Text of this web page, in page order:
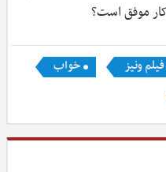
موفق است؟
ونیز
خواب